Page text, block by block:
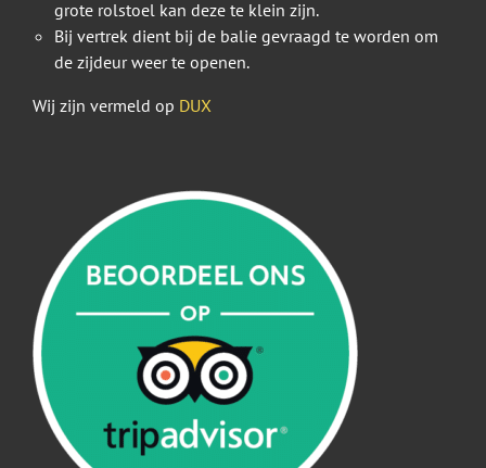
grote rolstoel kan deze te klein zijn.
Bij vertrek dient bij de balie gevraagd te worden om
de zijdeur weer te openen.
Wij zijn vermeld op DUX